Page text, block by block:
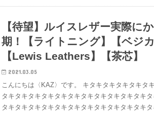
【待望】ルイスレザー実際に
期！【ライトニング】【ベジカ
【Lewis Leathers】【茶芯】
2021.03.05
こんにちは〈KAZ〉です。 キタキタキタキタキタ
タキタキタキタキタキタキタキタキタキタキタキ
タキタキタキタキタキタキタキタキタキタキタキ